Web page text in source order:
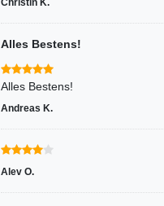
Christin K.
Alles Bestens!
Alles Bestens!
Andreas K.
Alev O.